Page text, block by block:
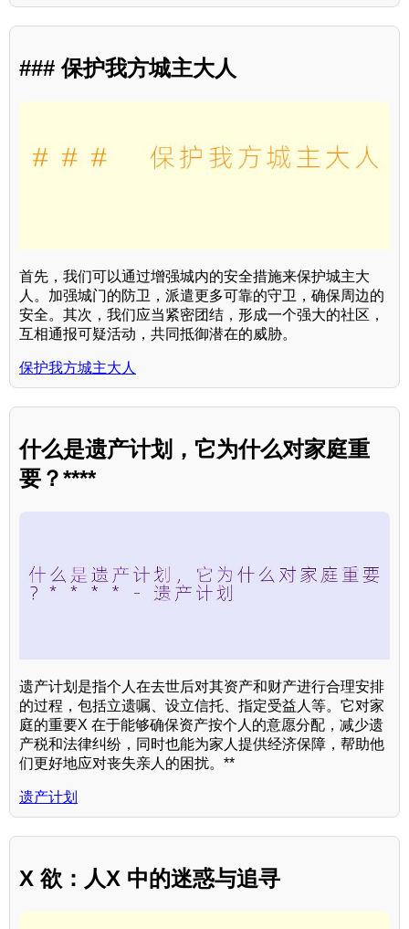
### 保护我方城主大人
首先，我们可以通过增强城内的安全措施来保护城主大
人。加强城门的防卫，派遣更多可靠的守卫，确保周边的
安全。其次，我们应当紧密团结，形成一个强大的社区，
互相通报可疑活动，共同抵御潜在的威胁。
保护我方城主大人
什么是遗产计划，它为什么对家庭重
要？****
遗产计划是指个人在去世后对其资产和财产进行合理安排
的过程，包括立遗嘱、设立信托、指定受益人等。它对家
庭的重要X 在于能够确保资产按个人的意愿分配，减少遗
产税和法律纠纷，同时也能为家人提供经济保障，帮助他
们更好地应对丧失亲人的困扰。**
遗产计划
X 欲：人X 中的迷惑与追寻